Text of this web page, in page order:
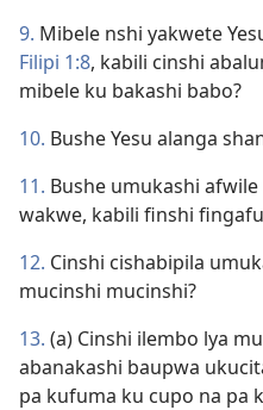
9. Mibele nshi yakwete
Filipi 1:8, kabili cinshi
mibele ku bakashi babo?
10. Bushe Yesu alanga
11. Bushe umukashi
wakwe, kabili finshi
12. Cinshi cishabipila
mucinshi mucinshi?
13. (a) Cinshi ilembo lya
abanakashi baupwa
pa kufuma ku cupo na pa